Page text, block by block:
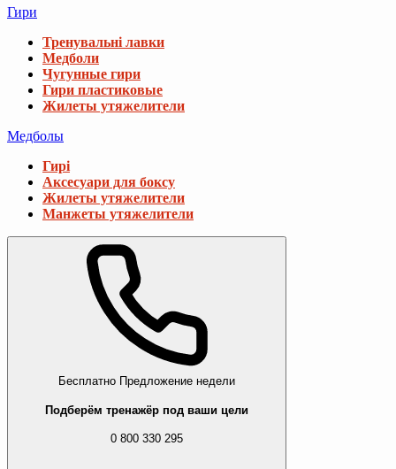
Гири
Тренувальні лавки
Медболи
Чугунные гири
Гири пластиковые
Жилеты утяжелители
Медболы
Гирі
Аксесуари для боксу
Жилеты утяжелители
Манжеты утяжелители
Бесплатно Предложение недели
Подберём тренажёр под ваши цели
0 800 330 295